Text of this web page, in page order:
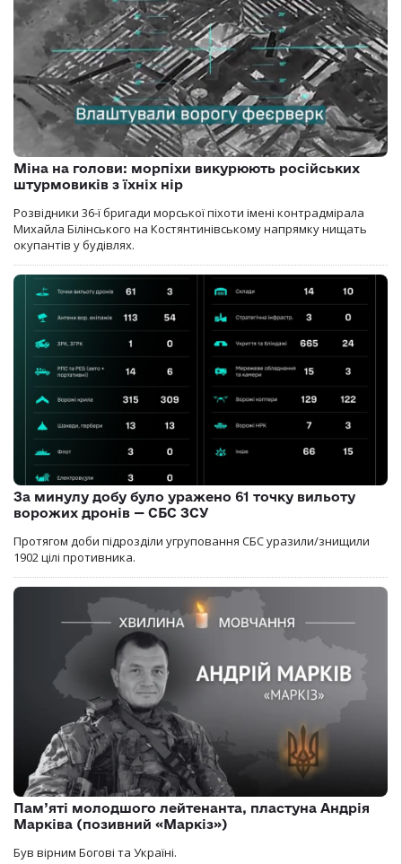
Міна на голови: морпіхи викурюють російських
штурмовиків з їхніх нір
Розвідники 36-ї бригади морської піхоти імені контрадмірала
Михайла Білінського на Костянтинівському напрямку нищать
окупантів у будівлях.
За минулу добу було уражено 61 точку вильоту
ворожих дронів — СБС ЗСУ
Протягом доби підрозділи угруповання СБС уразили/знищили
1902 цілі противника.
Пам’яті молодшого лейтенанта, пластуна Андрія
Марківа (позивний «Маркіз»)
Був вірним Богові та Україні.